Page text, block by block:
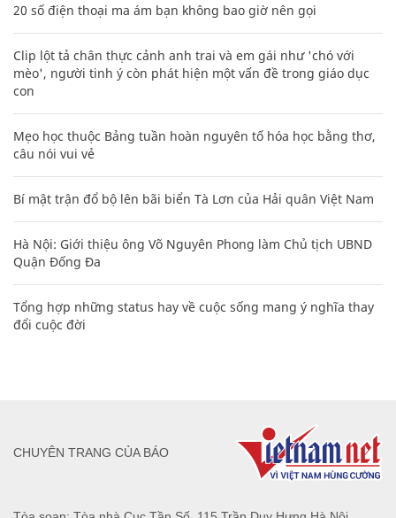
20 số điện thoại ma ám bạn không bao giờ nên gọi
Clip lột tả chân thực cảnh anh trai và em gái như 'chó với
mèo', người tinh ý còn phát hiện một vấn đề trong giáo dục
con
Mẹo học thuộc Bảng tuần hoàn nguyên tố hóa học bằng thơ,
câu nói vui vẻ
Bí mật trận đổ bộ lên bãi biển Tà Lơn của Hải quân Việt Nam
Hà Nội: Giới thiệu ông Võ Nguyên Phong làm Chủ tịch UBND
Quận Đống Đa
Tổng hợp những status hay về cuộc sống mang ý nghĩa thay
đổi cuộc đời
CHUYÊN TRANG CỦA BÁO